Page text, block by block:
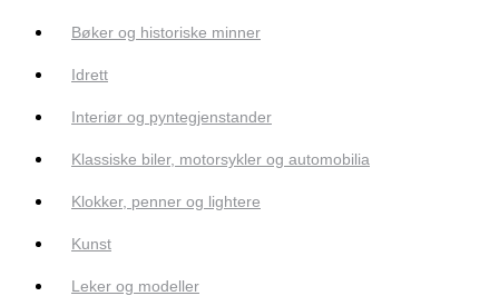
Bøker og historiske minner
Idrett
Interiør og pyntegjenstander
Klassiske biler, motorsykler og automobilia
Klokker, penner og lightere
Kunst
Leker og modeller